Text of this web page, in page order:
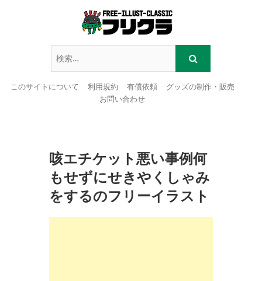
このサイトについて 利用規約 有償依頼
グッズの制作・販売
お問い合わせ
咳エチケット悪い事例何
もせずにせきやくしゃみ
をするのフリーイラスト